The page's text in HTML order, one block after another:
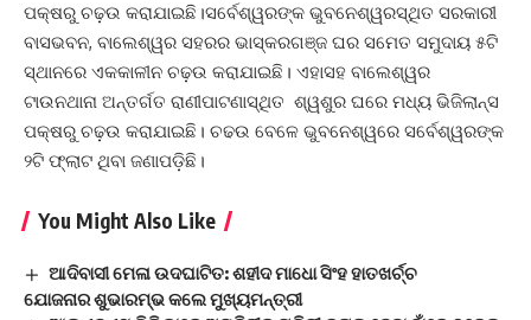
ପକ୍ଷରୁ ଚଢ଼ଉ କରାଯାଇଛି।ସର୍ବେଶ୍ୱରଙ୍କ ଭୁବନେଶ୍ୱରସ୍ଥିତ ସରକାରୀ
ବାସଭବନ, ବାଲେଶ୍ୱର ସହରର ଭାସ୍କରଗଞ୍ଜ ଘର ସମେତ ସମୁଦାୟ ୫ଟି
ସ୍ଥାନରେ ଏକକାଳୀନ ଚଢ଼ଉ କରାଯାଇଛି। ଏହାସହ ବାଲେଶ୍ୱର
ଟାଉନଥାନା ଅନ୍ତର୍ଗତ ରାଣୀପାଟଣାସ୍ଥିତ ଶ୍ୱଶୁର ଘରେ ମଧ୍ୟ ଭିଜିଲାନ୍ସ
ପକ୍ଷରୁ ଚଢ଼ଉ କରାଯାଇଛି। ଚଢଉ ବେଳେ ଭୁବନେଶ୍ୱରେ ସର୍ବେଶ୍ୱରଙ୍କ
୨ଟି ଫ୍ଲାଟ ଥିବା ଜଣାପଡ଼ିଛି।
You Might Also Like
ଆଦିବାସୀ ମେଳା ଉଦଘାଟିତ: ଶହୀଦ ମାଧୋ ସିଂହ ହାତଖର୍ଚ୍ଚ
ଯୋଜନାର ଶୁଭାରମ୍ଭ କଲେ ମୁଖ୍ୟମନ୍ତ୍ରୀ